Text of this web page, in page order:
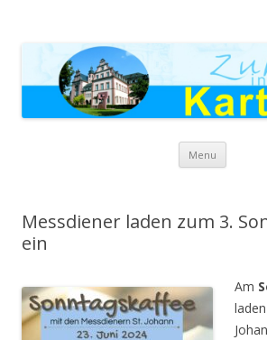
Menu Skip to
Messdiener laden zum 3.
ein
Am